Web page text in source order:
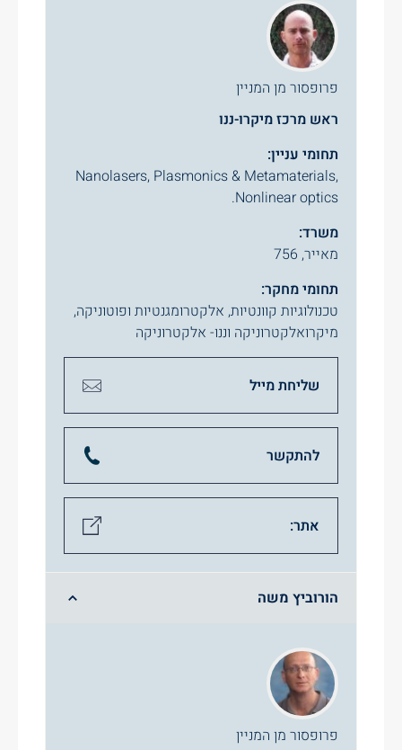
פרופסור מן המניין
ראש מרכז מיקרו-ננו
תחומי עניין:
Nanolasers, Plasmonics & Metamaterials,
Nonlinear optics.
משרד:
מאייר, 756
תחומי מחקר:
טכנולוגיות קוונטיות, אלקטרומגנטיות ופוטוניקה,
מיקרואלקטרוניקה וננו- אלקטרוניקה
שליחת מייל
להתקשר
אתר:
הורוביץ משה
פרופסור מן המניין